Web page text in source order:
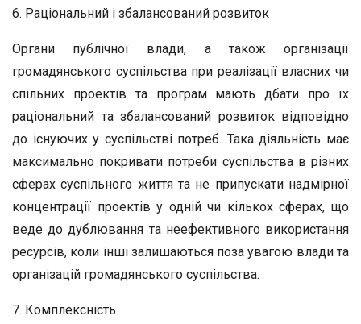
6. Раціональний і збалансований розвиток
Органи публічної влади, а також організації
громадянського суспільства при реалізації власних чи
спільних проектів та програм мають дбати про їх
раціональний та збалансований розвиток відповідно
до існуючих у суспільстві потреб. Така діяльність має
максимально покривати потреби суспільства в різних
сферах суспільного життя та не припускати надмірної
концентрації проектів у одній чи кількох сферах, що
веде до дублювання та неефективного використання
ресурсів, коли інші залишаються поза увагою влади та
організацій громадянського суспільства.
7. Комплексність